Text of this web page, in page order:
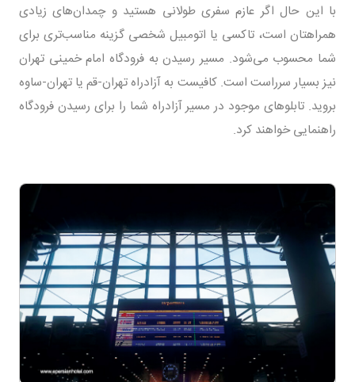
با این حال اگر عازم سفری طولانی هستید و چمدان‌های زیادی
همراهتان است، تاکسی یا اتومبیل شخصی گزینه مناسب‌تری برای
شما محسوب می‌شود. مسیر رسیدن به فرودگاه امام خمینی تهران
نیز بسیار سرراست است. کافیست به آزادراه تهران-قم یا تهران-ساوه
بروید. تابلوهای موجود در مسیر آزادراه شما را برای رسیدن فرودگاه
راهنمایی خواهند کرد.